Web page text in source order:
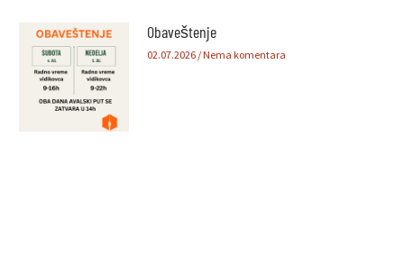
Obaveštenje
02.07.2026 Nema komentara